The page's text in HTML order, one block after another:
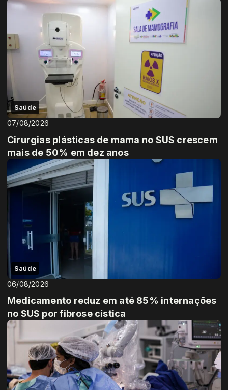
Saúde
07/08/2026
Cirurgias plásticas de mama no SUS crescem
mais de 50% em dez anos
Saúde
06/08/2026
Medicamento reduz em até 85% internações
no SUS por fibrose cística